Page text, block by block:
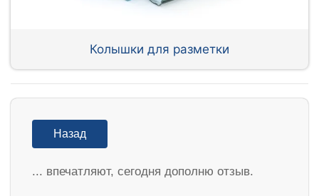
Колышки для разметки
Назад
... впечатляют, сегодня дополню отзыв.